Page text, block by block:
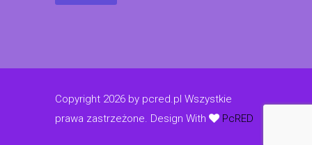
Copyright 2026 by pcred.pl Wszystkie
prawa zastrzeżone. Design With PcRED